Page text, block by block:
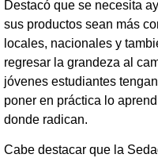
Destacó que se necesita
sus productos sean más
locales, nacionales y
regresar la grandeza al
jóvenes estudiantes
poner en práctica lo
donde radican.
Cabe destacar que la